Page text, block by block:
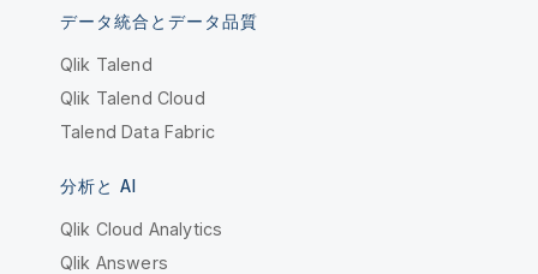
データ統合とデータ品質
Qlik Talend
Qlik Talend Cloud
Talend Data Fabric
分析と AI
Qlik Cloud Analytics
Qlik Answers